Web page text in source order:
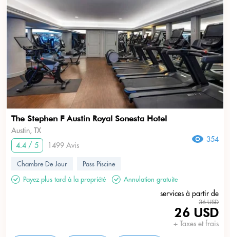
The Stephen F Austin Royal Sonesta Hotel
Austin, TX
4.4 / 5
1499 Avis
354
Chambre De Jour
Pass Piscine
Payez plus tard à la propriété
Annulation gratuite
services à partir de
36 USD
26 USD
+ Taxes et frais